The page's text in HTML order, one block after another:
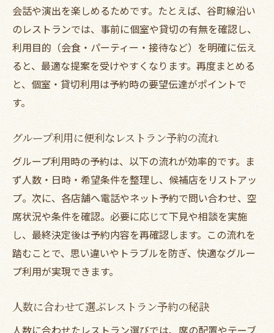
会話や演出を楽しめるためです。たとえば、谷町線沿い
のレストランでは、事前に個室や貸切の有無を確認し、
利用目的（会食・パーティー・接待など）を明確に伝え
ると、最適な提案を受けやすくなります。再度まとめる
と、個室・貸切利用は予約時の要望伝達がポイントで
す。
グループ利用に便利なレストラン予約の流れ
グループ利用時の予約は、以下の流れが効率的です。ま
ず人数・日時・希望条件を整理し、候補店をリストアッ
プ。次に、各店舗へ電話やネット予約で問い合わせ、空
席状況や条件を確認。必要に応じて下見や相談を実施
し、最終決定後は予約内容を再確認します。この流れを
踏むことで、思い違いやトラブルを防ぎ、快適なグルー
プ利用が実現できます。
人数に合わせて選ぶレストラン予約の秘訣
人数に合わせたレストラン選びでは、席の配置やテーブ